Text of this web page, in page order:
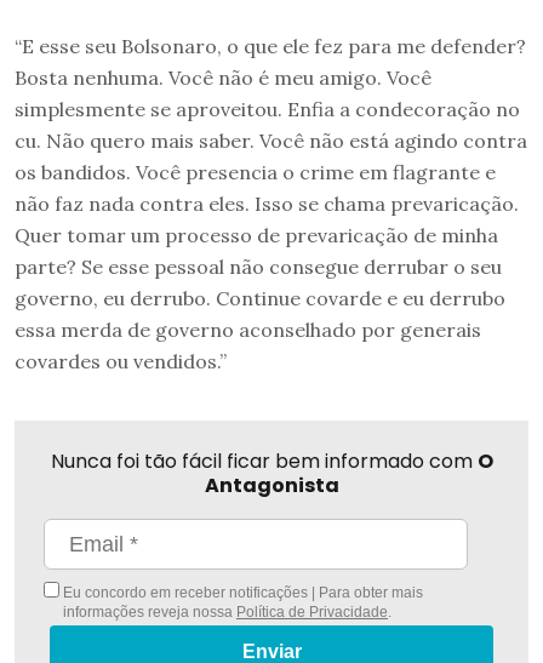
“E esse seu Bolsonaro, o que ele fez para me defender?
Bosta nenhuma. Você não é meu amigo. Você
simplesmente se aproveitou. Enfia a condecoração no
cu. Não quero mais saber. Você não está agindo contra
os bandidos. Você presencia o crime em flagrante e
não faz nada contra eles. Isso se chama prevaricação.
Quer tomar um processo de prevaricação de minha
parte? Se esse pessoal não consegue derrubar o seu
governo, eu derrubo. Continue covarde e eu derrubo
essa merda de governo aconselhado por generais
covardes ou vendidos.”
Nunca foi tão fácil ficar bem informado com O
Antagonista
Eu concordo em receber notificações | Para obter mais
informações reveja nossa Política de Privacidade.
Enviar